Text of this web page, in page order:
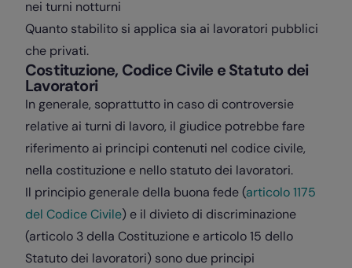
nei turni notturni
Quanto stabilito si applica sia ai lavoratori pubblici
che privati.
Costituzione, Codice Civile e Statuto dei
Lavoratori
In generale, soprattutto in caso di controversie
relative ai turni di lavoro, il giudice potrebbe fare
riferimento ai principi contenuti nel codice civile,
nella costituzione e nello statuto dei lavoratori.
Il principio generale della buona fede (articolo 1175
del Codice Civile) e il divieto di discriminazione
(articolo 3 della Costituzione e articolo 15 dello
Statuto dei lavoratori) sono due principi